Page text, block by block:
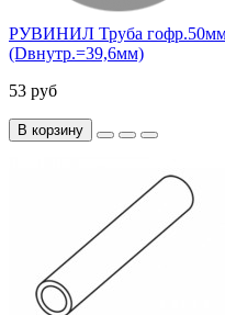
РУВИНИЛ Труба
(Dвнутр.=39,6мм)
53 руб
В корзину